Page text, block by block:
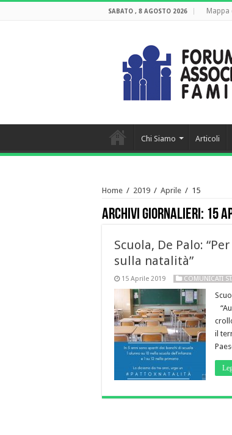
SABATO , 8 AGOSTO 2026 Mappa
Chi Siamo Articoli
Home / 2019 / Aprile / 15
Archivi giornalieri: 15
Scuola, De Palo:
sulla natalità”
15 Aprile 2019 COMUNICATI
il